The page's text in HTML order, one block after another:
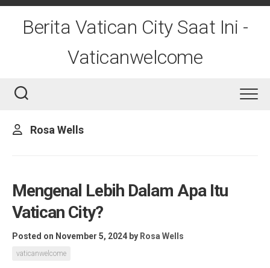
Skip
contentBerita Vatican City Saat Ini -
Vaticanwelcome
Rosa Wells
Mengenal Lebih Dalam Apa Itu
Vatican City?
Posted on November 5, 2024 by Rosa Wells
vaticanwelcome